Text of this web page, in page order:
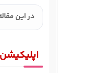
در این